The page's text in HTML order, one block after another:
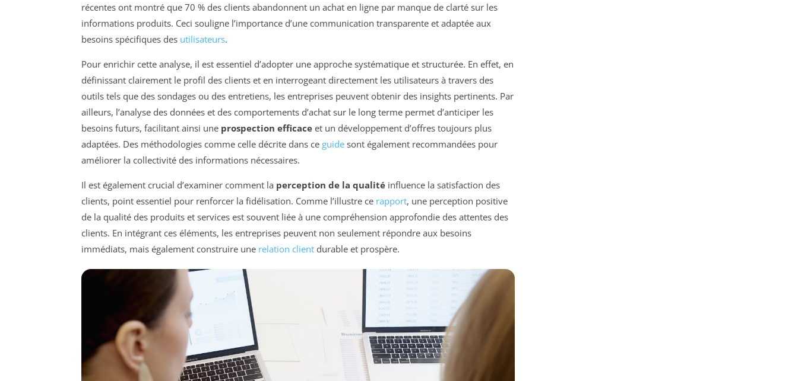
récentes ont montré que 70 % des clients abandonnent un achat en ligne par manque de clarté sur les
informations produits. Ceci souligne l’importance d’une communication transparente et adaptée aux
besoins spécifiques des utilisateurs.
Pour enrichir cette analyse, il est essentiel d’adopter une approche systématique et structurée. En effet, en
définissant clairement le profil des clients et en interrogeant directement les utilisateurs à travers des
outils tels que des sondages ou des entretiens, les entreprises peuvent obtenir des insights pertinents. Par
ailleurs, l’analyse des données et des comportements d’achat sur le long terme permet d’anticiper les
besoins futurs, facilitant ainsi une prospection efficace et un développement d’offres toujours plus
adaptées. Des méthodologies comme celle décrite dans ce guide sont également recommandées pour
améliorer la collectivité des informations nécessaires.
Il est également crucial d’examiner comment la perception de la qualité influence la satisfaction des
clients, point essentiel pour renforcer la fidélisation. Comme l’illustre ce rapport, une perception positive
de la qualité des produits et services est souvent liée à une compréhension approfondie des attentes des
clients. En intégrant ces éléments, les entreprises peuvent non seulement répondre aux besoins
immédiats, mais également construire une relation client durable et prospère.